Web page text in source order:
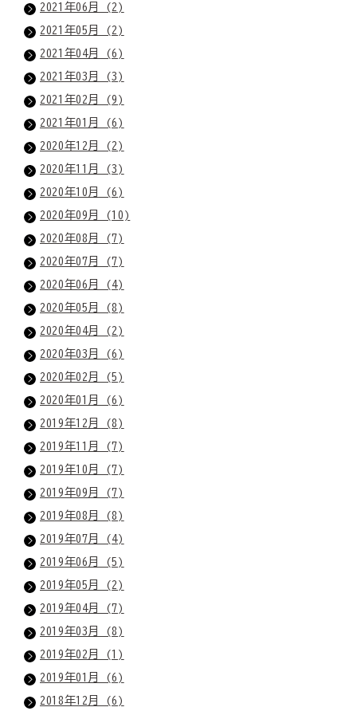
2021年06月 (2)
2021年05月 (2)
2021年04月 (6)
2021年03月 (3)
2021年02月 (9)
2021年01月 (6)
2020年12月 (2)
2020年11月 (3)
2020年10月 (6)
2020年09月 (10)
2020年08月 (7)
2020年07月 (7)
2020年06月 (4)
2020年05月 (8)
2020年04月 (2)
2020年03月 (6)
2020年02月 (5)
2020年01月 (6)
2019年12月 (8)
2019年11月 (7)
2019年10月 (7)
2019年09月 (7)
2019年08月 (8)
2019年07月 (4)
2019年06月 (5)
2019年05月 (2)
2019年04月 (7)
2019年03月 (8)
2019年02月 (1)
2019年01月 (6)
2018年12月 (6)